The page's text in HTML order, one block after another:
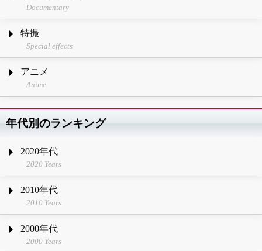
Documentary
特撮
Special effects
アニメ
Anime
年代別のランキング
2020年代
2020 Years
2010年代
2010 Years
2000年代
2000 Years